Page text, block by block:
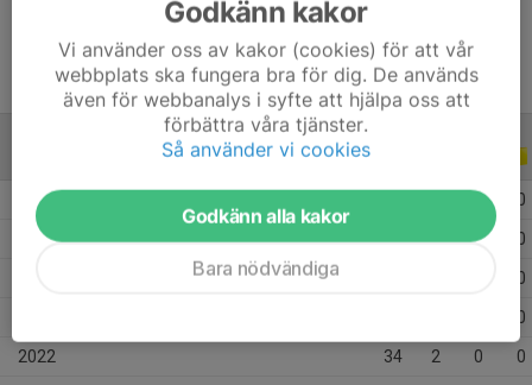
ALLA ÅR
2026 0 0
2025 9 0 0 0
0
0
2022 34 2 0 0
Godkänn kakor
Vi använder oss av kakor (cookies) för att vår
webbplats ska fungera bra för dig. De används
även för webbanalys i syfte att hjälpa oss att
förbättra våra tjänster.
Så använder vi cookies
Godkänn alla kakor
Bara nödvändiga